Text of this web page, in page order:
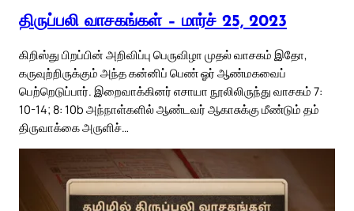
திருப்பலி வாசகங்கள் – மார்ச் 25, 2023
கிறிஸ்து பிறப்பின் அறிவிப்பு பெருவிழா முதல் வாசகம் இதோ,
கருவுற்றிருக்கும் அந்த கன்னிப் பெண் ஓர் ஆண்மகவைப்
பெற்றெடுப்பார். இறைவாக்கினர் எசாயா நூலிலிருந்து வாசகம் 7:
10-14; 8: 10b அந்நாள்களில் ஆண்டவர் ஆகாசுக்கு மீண்டும் தம்
திருவாக்கை அருளிச்…